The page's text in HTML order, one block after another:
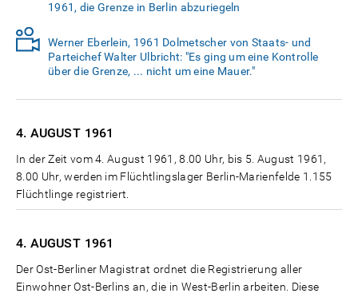
1961, die Grenze in Berlin abzuriegeln
Werner Eberlein, 1961 Dolmetscher von Staats- und
Parteichef Walter Ulbricht: "Es ging um eine Kontrolle
über die Grenze, ... nicht um eine Mauer."
4. AUGUST 1961
In der Zeit vom 4. August 1961, 8.00 Uhr, bis 5. August 1961,
8.00 Uhr, werden im Flüchtlingslager Berlin-Marienfelde 1.155
Flüchtlinge registriert.
4. AUGUST 1961
Der Ost-Berliner Magistrat ordnet die Registrierung aller
Einwohner Ost-Berlins an, die in West-Berlin arbeiten. Diese